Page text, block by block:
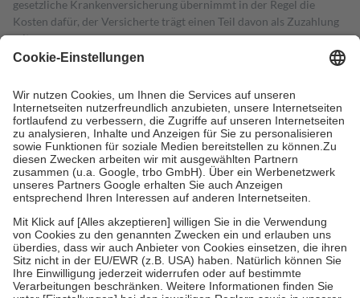
gesetzliche Krankenversicherung übernimmt in der Regel die
Kosten dafür, der Versicherte trägt einen Teil davon als Zuzahlung
mit.
Grundsätzlich leisten Mitglieder Zuzahlungen in Höhe von zehn
höchstens zehn Euro.
Es sind jedoch nie mehr als die tatsächlichen
Kosten der Leistung zu entrichten.
Diese Regeln gelten grundsätzlich auch für Online-Apotheken.
Bei Heilmitteln und häuslicher Krankenpflege beträgt die
Zuzahlung zehn Prozent der Kosten sowie zehn Euro je
Verordnung.
Um das Engagement der Versicherten für ihre eigene Gesundheit zu
stärken und die besondere Stellung der Familie zu unterstützen,
fallenkeine Zuzahlungenan bei:
• Kindern und Jugendlichen bis zum vollendeten 18. Lebensjahr
mit Ausnahme der Fahrkosten
• Untersuchungen zur Vorsorge und Früherkennung, die von der
GKV getragen werden